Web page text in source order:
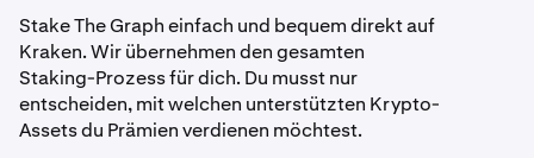
Stake The Graph einfach und bequem direkt auf
Kraken. Wir übernehmen den gesamten
Staking-Prozess für dich. Du musst nur
entscheiden, mit welchen unterstützten Krypto-
Assets du Prämien verdienen möchtest.